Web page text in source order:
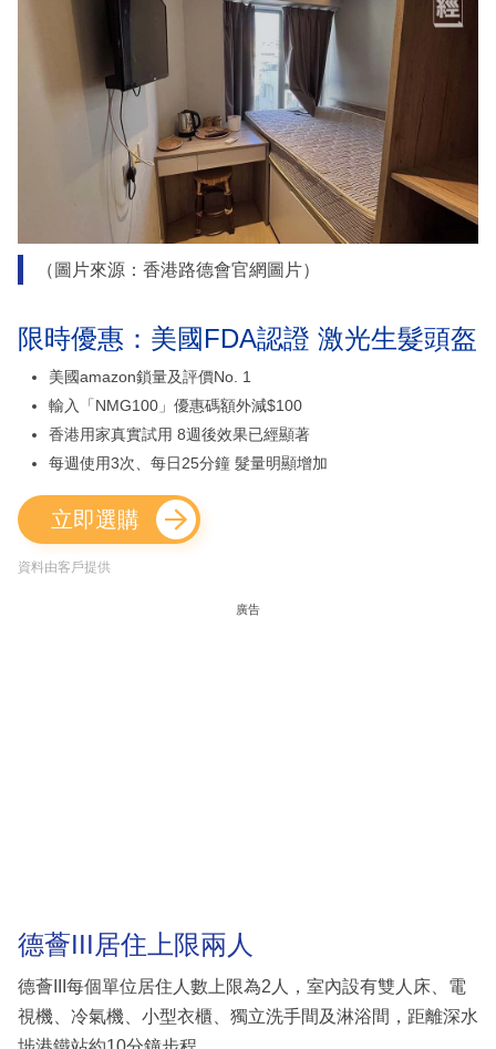
（圖片來源：香港路德會官網圖片）
限時優惠：美國FDA認證 激光生髮頭盔
美國amazon鎖量及評價No. 1
輸入「NMG100」優惠碼額外減$100
香港用家真實試用 8週後效果已經顯著
每週使用3次、每日25分鐘 髮量明顯增加
立即選購
資料由客戶提供
廣告
德薈III居住上限兩人
德薈III每個單位居住人數上限為2人，室內設有雙⼈床、電
視機、冷氣機、⼩型衣櫃、獨立洗⼿間及淋浴間，距離深水